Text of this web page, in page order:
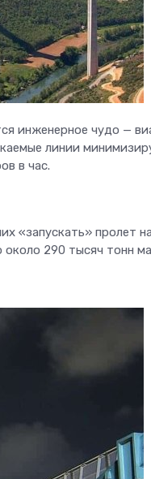
инженерное чудо —
линии
в час.
«запускать» пролет
290 тысяч тонн